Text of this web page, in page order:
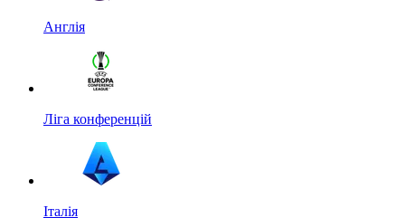
Англія
Ліга конференцій
Італія